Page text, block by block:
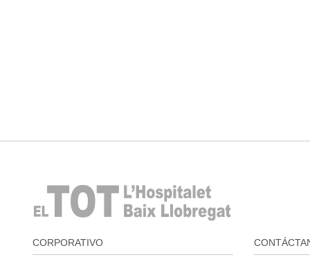
CORPORATIVO